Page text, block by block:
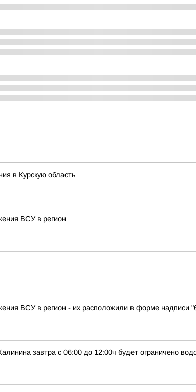
в Курскую область
ВСУ в регион
ВСУ в регион - их расположили в форме надписи
завтра с 06:00 до 12:00ч будет ограничено